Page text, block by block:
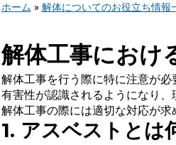
ホーム » 解体についてのお役立ち情報
解体工事におけ
解体工事を行う際に特に注意が
有害性が認識されるようになり
解体工事の際には適切な対応が
1. アスベストとは